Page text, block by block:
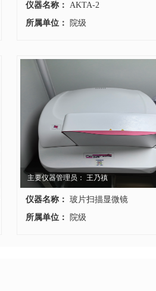
仪器名称： AKTA-2
所属单位：
院级
主要仪器管理员： 王乃禛
仪器名称： 玻片扫描显微镜
所属单位：
院级